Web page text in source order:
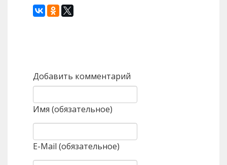
Добавить комментарий
Имя (обязательное)
E-Mail (обязательное)